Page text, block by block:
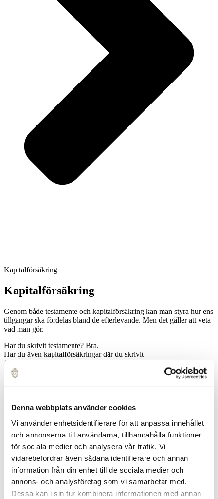
Denna webbplats använder cookies
Vi använder enhetsidentifierare för att anpassa innehållet
och annonserna till användarna, tillhandahålla funktioner
för sociala medier och analysera vår trafik. Vi
vidarebefordrar även sådana identifierare och annan
information från din enhet till de sociala medier och
annons- och analysföretag som vi samarbetar med.
Dessa kan i sin tur kombinera informationen med annan
Kapital­försäkring
Kapital­försäkring
Genom både testamente och kapitalförsäkring kan man styra hur ens
tillgångar ska fördelas bland de efterlevande. Men det gäller att veta
vad man gör.
Har du skrivit testamente? Bra.
Har du även kapitalförsäkringar där du skrivit
förmåntagarförordnanden? Det är också bra.
Men se upp – om du inte har koll på helheten så kanske
förmögenheten hamnar någon annanstans än där du tänkte från
belopp från en försäkring på ett helt annat sätt än testamentet.
Läs mer
Planera för framtiden
Kapitalförsäkringar och andra försäkringar med
förmånstagarförordnanden
är viktiga att ta hänsyn till när du skriver testamente